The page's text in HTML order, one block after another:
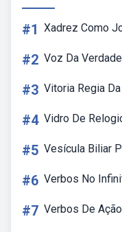
#1 Xadrez Como
#2 Voz Da
#3 Vitoria Regia
#4 Vidro De
#5 Vesícula Biliar
#6 Verbos No
#7 Verbos De